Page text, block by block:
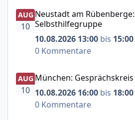
Neustadt am Rübenberge:
AUG
10
Neustadt am
Selbsthilfegruppe
10.08.2026 13:00 bis 15:00
0 Kommentare
München: Gesprächskreis
AUG
10
München:
10.08.2026 16:00 bis 18:00
0 Kommentare